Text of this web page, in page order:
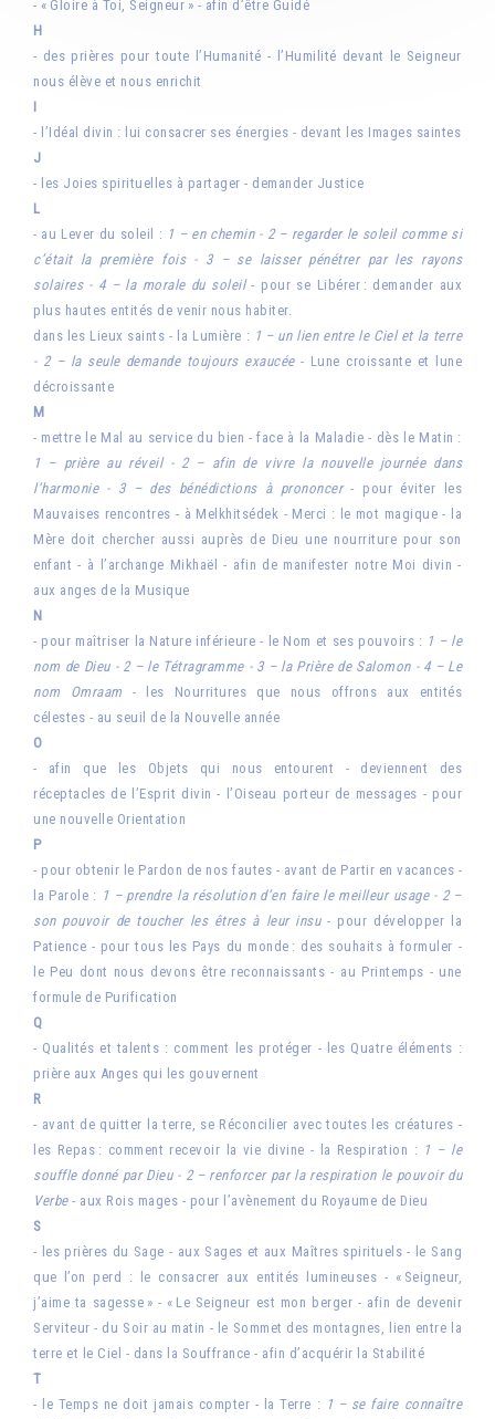
- « Gloire à Toi, Seigneur » - afin d’être Guidé
H
- des prières pour toute l’Humanité - l’Humilité devant le Seigneur
nous élève et nous enrichit
I
- l’Idéal divin : lui consacrer ses énergies - devant les Images saintes
J
- les Joies spirituelles à partager - demander Justice
L
- au Lever du soleil : 1 – en chemin - 2 – regarder le soleil comme si
c’était la première fois - 3 – se laisser pénétrer par les rayons
solaires - 4 – la morale du soleil- pour se Libérer : demander aux
plus hautes entités de venir nous habiter.
dans les Lieux saints - la Lumière : 1 – un lien entre le Ciel et la terre
- 2 – la seule demande toujours exaucée- Lune croissante et lune
décroissante
M
- mettre le Mal au service du bien - face à la Maladie - dès le Matin :
1 – prière au réveil - 2 – afin de vivre la nouvelle journée dans
l’harmonie - 3 – des bénédictions à prononcer- pour éviter les
Mauvaises rencontres - à Melkhitsédek - Merci : le mot magique - la
Mère doit chercher aussi auprès de Dieu une nourriture pour son
enfant - à l’archange Mikhaël - afin de manifester notre Moi divin -
aux anges de la Musique
N
- pour maîtriser la Nature inférieure - le Nom et ses pouvoirs : 1 – le
nom de Dieu - 2 – le Tétragramme - 3 – la Prière de Salomon - 4 – Le
nom Omraam - les Nourritures que nous offrons aux entités
célestes - au seuil de la Nouvelle année
O
- afin que les Objets qui nous entourent - devien­nent des
réceptacles de l’Esprit divin - l’Oiseau porteur de messages - pour
une nouvelle Orientation
P
- pour obtenir le Pardon de nos fautes - avant de Partir en vacances -
la Parole : 1 – prendre la résolution d’en faire le meilleur usage - 2 –
son pouvoir de toucher les êtres à leur insu- pour développer la
Patience - pour tous les Pays du monde : des souhaits à formuler -
le Peu dont nous devons être reconnaissants - au Printemps - une
formule de Purification
Q
- Qualités et talents : comment les protéger - les Quatre éléments :
prière aux Anges qui les gouvernent
R
- avant de quitter la terre, se Réconcilier avec toutes les créatures -
les Repas : comment recevoir la vie divine - la Respiration : 1 – le
souffle donné par Dieu - 2 – renforcer par la respiration le pouvoir du
Verbe- aux Rois mages - pour l’avènement du Royaume de Dieu
S
- les prières du Sage - aux Sages et aux Maîtres spirituels - le Sang
que l’on perd : le consacrer aux entités lumineuses - « Seigneur,
j’aime ta sagesse » - « Le Seigneur est mon berger - afin de devenir
Serviteur - du Soir au matin - le Sommet des montagnes, lien entre la
terre et le Ciel - dans la Souffrance - afin d’acquérir la Stabilité
T
- le Temps ne doit jamais compter - la Terre : 1 – se faire connaître